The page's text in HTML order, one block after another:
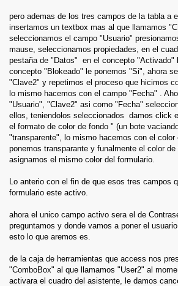
pero ademas de los tres campos de la tabla a
insertamos un textbox mas al que llamamos
seleccionamos el campo "Usuario"
mause, seleccionamos propiedades, en el
pestaña de "Datos" en el concepto "Activado"
concepto "Blokeado" le ponemos "Si", ahora
"Clave2" y repetimos el proceso que hicimos
lo mismo hacemos con el campo "Fecha" .
"Usuario", "Clave2" asi como "Fecha"
ellos, teniendolos seleccionados damos click
el formato de color de fondo " (un bote
"transparente", lo mismo hacemos con el color
ponemos transparante y funalmente el color
asignamos el mismo color del formulario.
Lo anterio con el fin de que esos tres campos
formulario este activo.
ahora el unico campo activo sera el de
preguntamos y donde vamos a poner el
esto lo que aremos es.
de la caja de herramientas que access nos
"ComboBox" al que llamamos "User2" al
activara el cuadro del asistente, le damos